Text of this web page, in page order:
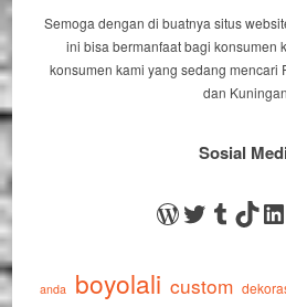
Semoga dengan di buatnya situs
ini bisa bermanfaat bagi konsumen
konsumen kami yang sedang mencari
dan
Sosial
WordPress
Twitter
Tumblr
anda boyolali custom